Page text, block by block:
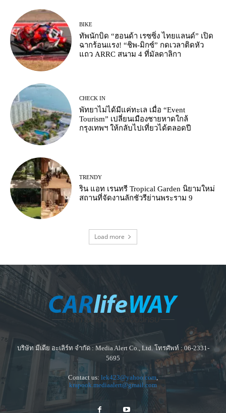
BIKE
ทัพนักบิด “ฮอนด้า เรซซิ่ง ไทยแลนด์” เปิด
ฉากร้อนแรง! “ชิพ-มิกซ์” กดเวลาติดหัว
แถว ARRC สนาม 4 ที่มัลดาลิกา
CHECK IN
พัทยาไม่ได้มีแค่ทะเล เมื่อ “Event
Tourism” เปลี่ยนเมืองชายหาดใกล้
กรุงเทพฯ ให้กลับไปเที่ยวได้ตลอดปี
TRENDY
ริน แอท เรนทรี Tropical Garden นิยามใหม่
สถานที่จัดงานลักชัวรีย่านพระราม 9
Load more
บริษัท มีเดีย อะเลิร์ท จำกัด : Media Alert Co., Ltd. โทรศัพท์ : 06-2331-
5695
Contact us: lek423@yahoo.com,
krapook.mediaalert@gmail.com